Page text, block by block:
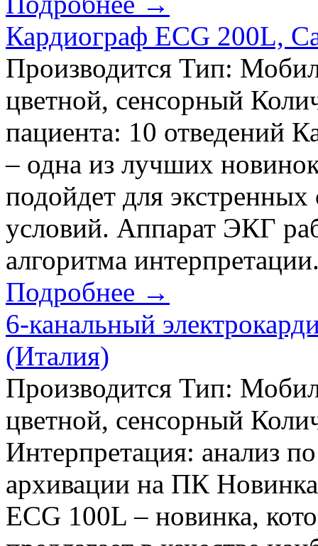
Кардиограф ECG 200L,
Производится Тип:
цветной, сенсорный
пациента: 10 отведений
– одна из лучших
подойдет для
условий. Аппарат ЭКГ
алгоритма
Подробнее →
6-канальный
(Италия)
Производится Тип:
цветной, сенсорный
Интерпретация: анализ
архивации на ПК
ECG 100L – новинка,